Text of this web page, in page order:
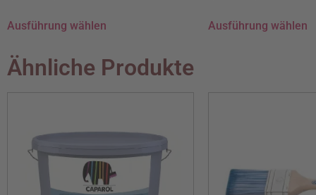
Ausführung wählen Ausführung wählen
Ähnliche Produkte